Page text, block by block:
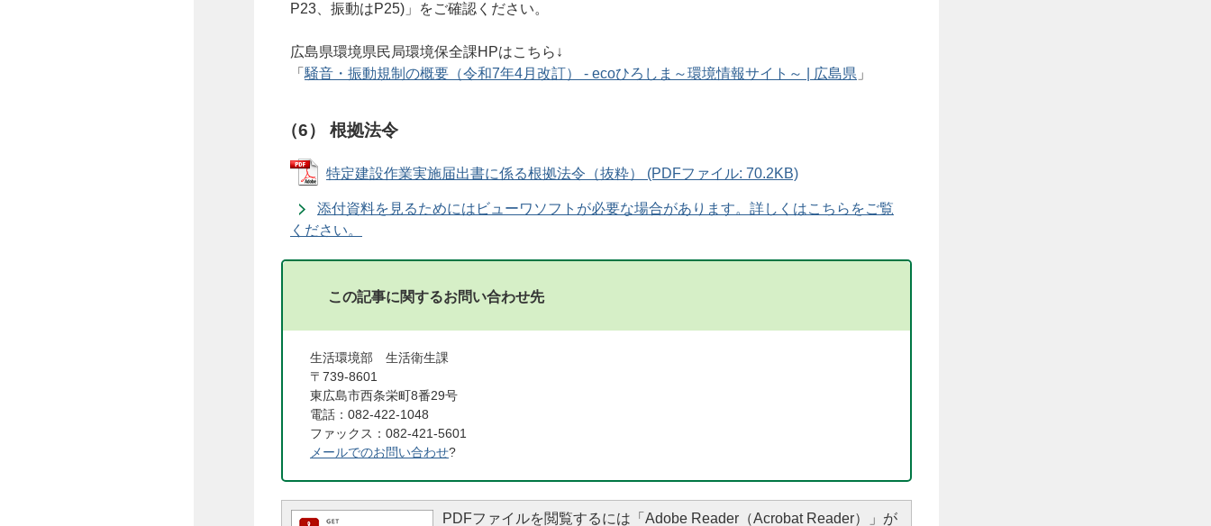
P23、振動はP25)」をご確認ください。
広島県環境県民局環境保全課HPはこちら↓
「 騒音・振動規制の概要（令和7年4月改訂） - ecoひろしま～環境情報サイト～ | 広島県 」
（6） 根拠法令
特定建設作業実施届出書に係る根拠法令（抜粋） (PDFファイル: 70.2KB)
添付資料を見るためにはビューワソフトが必要な場合があります。詳しくはこちらをご覧
ください。
この記事に関するお問い合わせ先
生活環境部 生活衛生課
〒739-8601
東広島市西条栄町8番29号
電話：082-422-1048
ファックス：082-421-5601
メールでのお問い合わせ?
PDFファイルを閲覧するには「Adobe Reader（Acrobat Reader）」が